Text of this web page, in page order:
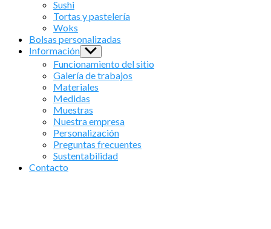
Sushi
Tortas y pastelería
Woks
Bolsas personalizadas
Información Show
sub
menu
Funcionamiento del sitio
Galería de trabajos
Materiales
Medidas
Muestras
Nuestra empresa
Personalización
Preguntas frecuentes
Sustentabilidad
Contacto